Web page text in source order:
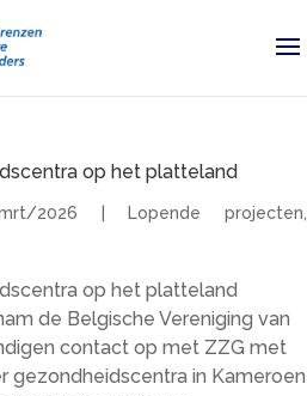
op het platteland
2026 Lopende projecten
op het platteland
de Belgische Vereniging van
contact op met ZZG met
gezondheidscentra in Kameroen